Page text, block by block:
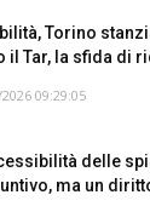
Torino
il Tar, la sfida di
09:29:05
delle
ma un